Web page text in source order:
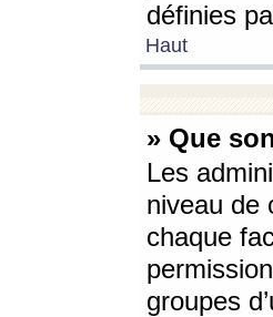
définies
Haut
» Que
Les
niveau de
chaque
groupes